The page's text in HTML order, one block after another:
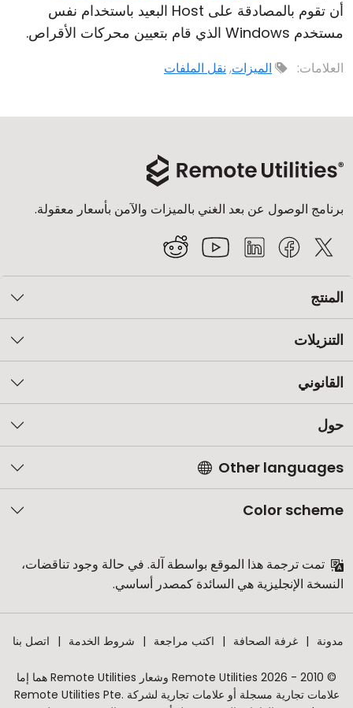
أن تقوم بالمصادقة على Host البعيد باستخدام نفس
مستخدم Windows الذي قام بتعيين محركات الأقراص.
العلامات: الميزات, نقل الملفات
برنامج الوصول عن بعد الغني بالميزات والآمن بأسعار معقولة.
المنتج
التنزيلات
القانوني
حول
Other languages
Color scheme
تمت ترجمة هذا الموقع بواسطة آلة. في حالة وجود تناقضات،
النسخة الإنجليزية هي السائدة كمصدر أساسي.
مدونة غرفة الصحافة اكتب مراجعة شروط الخدمة اتصل بنا
© 2010 - 2026 Remote Utilities وشعار Remote Utilities هما إما
علامات تجارية مسجلة أو علامات تجارية لشركة Remote Utilities Pte.